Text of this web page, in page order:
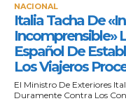
NACIONAL
Italia Tacha De
Incomprensible»
Español De
Los Viajeros
El Ministro De Exteriores
Duramente Contra Los